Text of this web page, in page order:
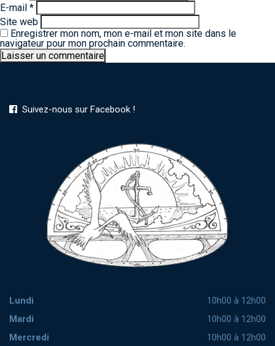
E-mail *
Site web
Enregistrer mon nom, mon e-mail et mon site dans le
navigateur pour mon prochain commentaire.
Suivez-nous sur Facebook !
Lundi
10h00 à 12h00
Mardi
10h00 à 12h00
Mercredi
10h00 à 12h00